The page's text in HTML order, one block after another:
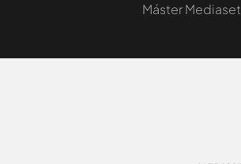
Máster Mediaset